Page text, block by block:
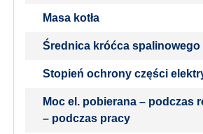
Masa kotła
Średnica króćca spalinowego
Stopień ochrony części
Moc el. pobierana – podczas
– podczas pracy